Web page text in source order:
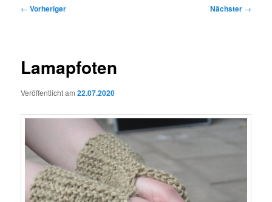
Beitragsnavigation
← Vorheriger Nächster →
Lamapfoten
Veröffentlicht am22.07.2020